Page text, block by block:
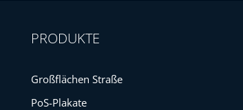
PRODUKTE
Großflächen Straße
PoS-Plakate